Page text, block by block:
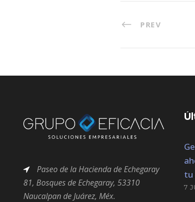
PREV
Paseo de la Hacienda de Echegaray
81, Bosquesde Echegaray, 53310
Naucalpan de Juárez, Méx.
tu
7